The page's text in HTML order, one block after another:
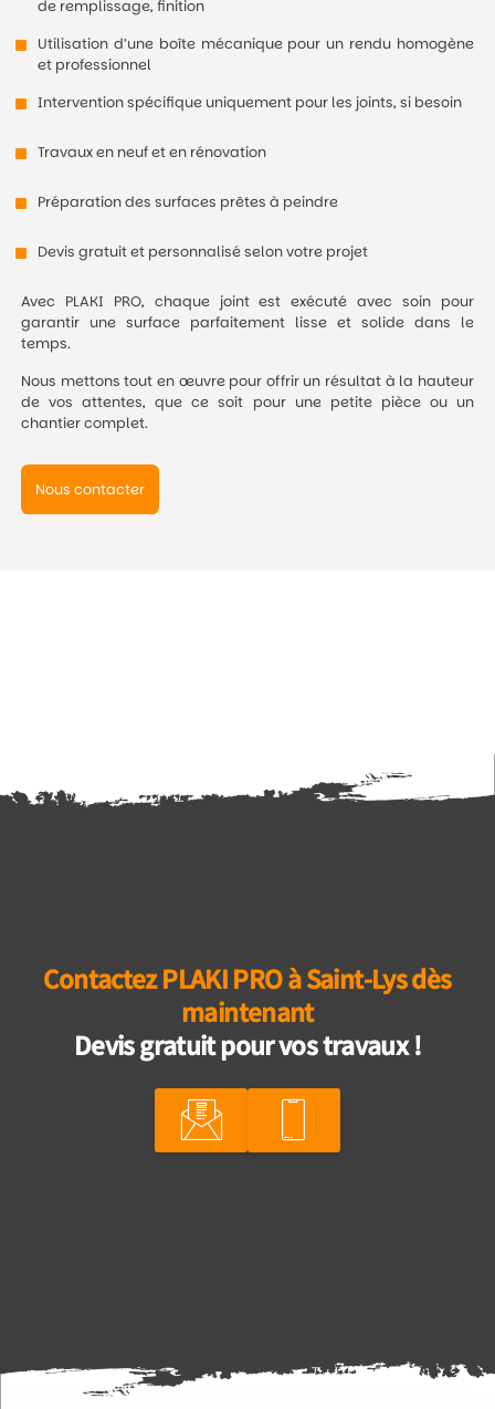
de remplissage, finition
Utilisation d’une boîte mécanique pour un rendu homogène
et professionnel
Intervention spécifique uniquement pour les joints, si besoin
Travaux en neuf et en rénovation
Préparation des surfaces prêtes à peindre
Devis gratuit et personnalisé selon votre projet
Avec PLAKI PRO, chaque joint est exécuté avec soin pour
garantir une surface parfaitement lisse et solide dans le
temps.
Nous mettons tout en œuvre pour offrir un résultat à la hauteur
de vos attentes, que ce soit pour une petite pièce ou un
chantier complet.
Nous contacter
Contactez PLAKI PRO à Saint-Lys dès
maintenant
Devis gratuit pour vos travaux !